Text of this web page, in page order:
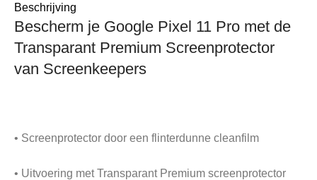
Beschrijving
Bescherm je Google Pixel 11 Pro met de
Transparant Premium Screenprotector
van Screenkeepers
• Screenprotector door een flinterdunne cleanfilm
• Uitvoering met Transparant Premium screenprotector